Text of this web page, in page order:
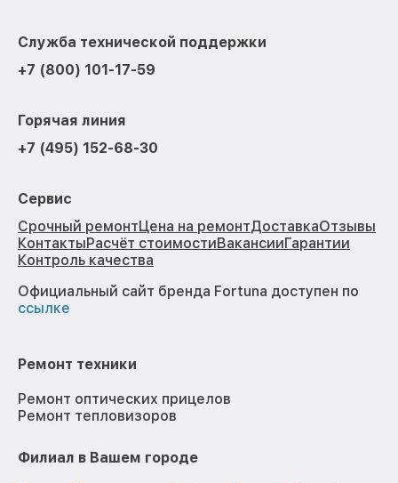
Служба технической поддержки
+7 (800) 101-17-59
Горячая линия
+7 (495) 152-68-30
Сервис
Срочный ремонтЦена на ремонтДоставкаОтзывы
КонтактыРасчёт стоимостиВакансииГарантии
Контроль качества
Официальный сайт бренда Fortuna доступен по
ссылке
Ремонт техники
Ремонт оптических прицелов
Ремонт тепловизоров
Филиал в Вашем городе